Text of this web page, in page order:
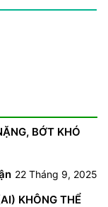
BỚT KHÓ
22 Tháng 9, 2025
KHÔNG THỂ